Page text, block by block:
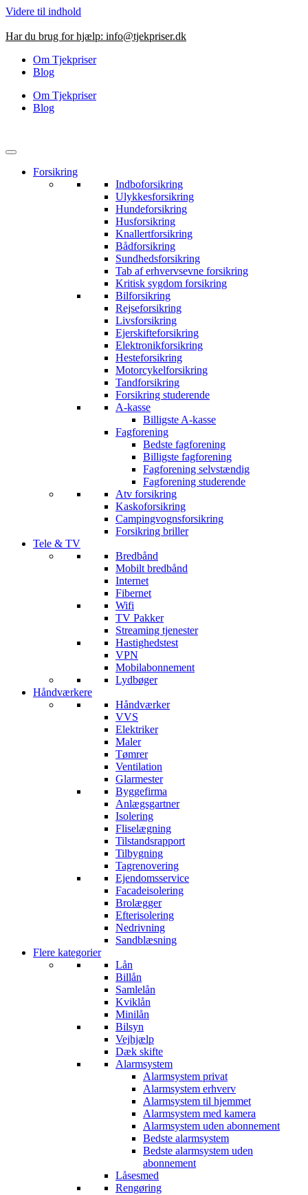
Videre til indhold
Har du brug for hjælp: info@tjekpriser.dk
Om Tjekpriser
Blog
Om Tjekpriser
Blog
Forsikring
Indboforsikring
Ulykkesforsikring
Hundeforsikring
Husforsikring
Knallertforsikring
Bådforsikring
Sundhedsforsikring
Tab af erhvervsevne forsikring
Kritisk sygdom forsikring
Bilforsikring
Rejseforsikring
Livsforsikring
Ejerskifteforsikring
Elektronikforsikring
Hesteforsikring
Motorcykelforsikring
Tandforsikring
Forsikring studerende
A-kasse
Billigste A-kasse
Fagforening
Bedste fagforening
Billigste fagforening
Fagforening selvstændig
Fagforening studerende
Atv forsikring
Kaskoforsikring
Campingvognsforsikring
Forsikring briller
Tele & TV
Bredbånd
Mobilt bredbånd
Internet
Fibernet
Wifi
TV Pakker
Streaming tjenester
Hastighedstest
VPN
Mobilabonnement
Lydbøger
Håndværkere
Håndværker
VVS
Elektriker
Maler
Tømrer
Ventilation
Glarmester
Byggefirma
Anlægsgartner
Isolering
Fliselægning
Tilstandsrapport
Tilbygning
Tagrenovering
Ejendomsservice
Facadeisolering
Brolægger
Efterisolering
Nedrivning
Sandblæsning
Flere kategorier
Lån
Billån
Samlelån
Kviklån
Minilån
Bilsyn
Vejhjælp
Dæk skifte
Alarmsystem
Alarmsystem privat
Alarmsystem erhverv
Alarmsystem til hjemmet
Alarmsystem med kamera
Alarmsystem uden abonnement
Bedste alarmsystem
Bedste alarmsystem uden
abonnement
Låsesmed
Rengøring